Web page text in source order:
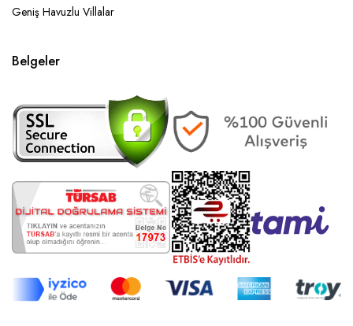
Geniş Havuzlu Villalar
Belgeler